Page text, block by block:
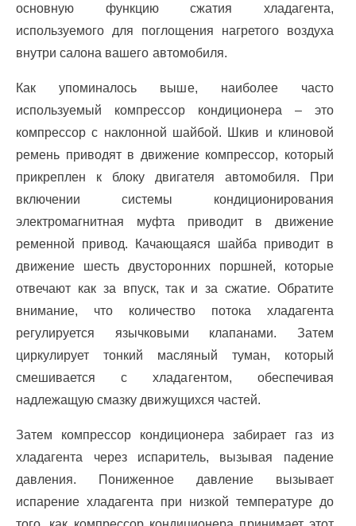
основную функцию сжатия хладагента,
используемого для поглощения нагретого воздуха
внутри салона вашего автомобиля.
Как упоминалось выше, наиболее часто
используемый компрессор кондиционера – это
компрессор с наклонной шайбой. Шкив и клиновой
ремень приводят в движение компрессор, который
прикреплен к блоку двигателя автомобиля. При
включении системы кондиционирования
электромагнитная муфта приводит в движение
ременной привод. Качающаяся шайба приводит в
движение шесть двусторонних поршней, которые
отвечают как за впуск, так и за сжатие. Обратите
внимание, что количество потока хладагента
регулируется язычковыми клапанами. Затем
циркулирует тонкий масляный туман, который
смешивается с хладагентом, обеспечивая
надлежащую смазку движущихся частей.
Затем компрессор кондиционера забирает газ из
хладагента через испаритель, вызывая падение
давления. Пониженное давление вызывает
испарение хладагента при низкой температуре до